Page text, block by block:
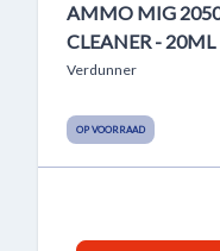
AMMO MIG
CLEANER - 20ML
Verdunner
OP VOORRAAD